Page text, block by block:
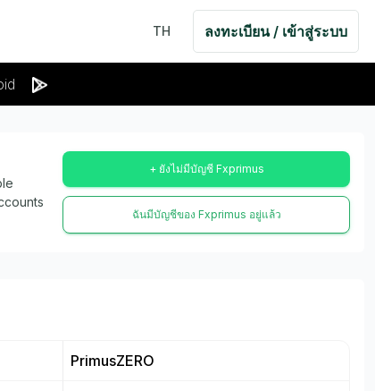
TH ลงทะเบียน / เข้าสู่ระบบ
+ ยังไม่มีบัญชี Fxprimus
ฉันมีบัญชีของ Fxprimus อยู่แล้ว
PrimusZERO